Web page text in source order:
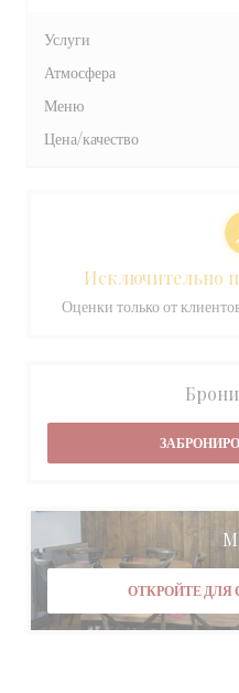
Услуги
Атмосфера
Меню
Цена/качество
Исключительно
Оценки только от
ОТКРОЙТЕ